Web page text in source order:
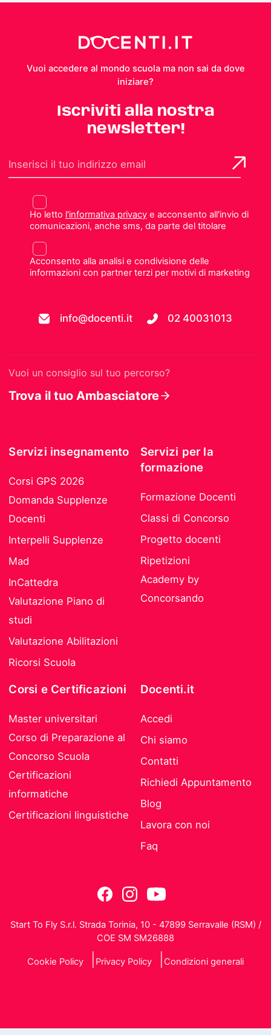
Vuoi accedere al mondo scuola ma non sai da dove
iniziare?
Iscriviti alla nostra
newsletter!
Ho letto l'informativa privacye acconsento all'invio di
comunicazioni, anche sms, da parte del titolare
Acconsento alla analisi e condivisione delle
informazioni con partner terzi per motivi di marketing
info@docenti.it 02 40031013
Vuoi un consiglio sul tuo percorso?
Trova il tuo Ambasciatore
Servizi insegnamento
Corsi GPS 2026
Domanda Supplenze
Docenti
Interpelli Supplenze
Mad
InCattedra
Valutazione Piano di
studi
Valutazione Abilitazioni
Ricorsi Scuola
Servizi per la
formazione
Formazione Docenti
Classi di Concorso
Progetto docenti
Ripetizioni
Academy by
Concorsando
Corsi e Certificazioni
Master universitari
Corso di Preparazione al
Concorso Scuola
Certificazioni
informatiche
Certificazioni linguistiche
Docenti.it
Accedi
Chi siamo
Contatti
Richiedi Appuntamento
Blog
Lavora con noi
Faq
Start To Fly S.r.l. Strada Torinia, 10 - 47899 Serravalle (RSM) /
COE SM SM26888
Cookie Policy Privacy Policy Condizioni generali